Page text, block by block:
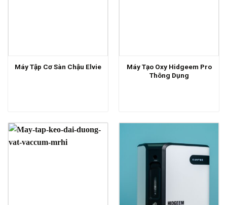
Máy Tập Cơ Sàn Chậu Elvie
Máy Tạo Oxy Hidgeem Pro
Thông Dụng